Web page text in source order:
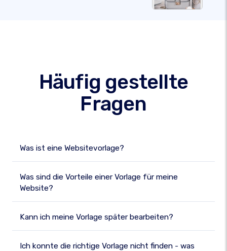
Häufig gestellte
Fragen
Was ist eine Websitevorlage?
Was sind die Vorteile einer Vorlage für meine
Website?
Kann ich meine Vorlage später bearbeiten?
Ich konnte die richtige Vorlage nicht finden - was